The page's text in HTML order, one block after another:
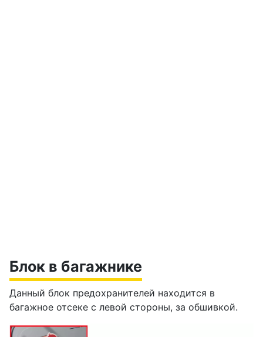
Блок в багажнике
Данный блок предохранителей находится в
багажное отсеке с левой стороны, за обшивкой.